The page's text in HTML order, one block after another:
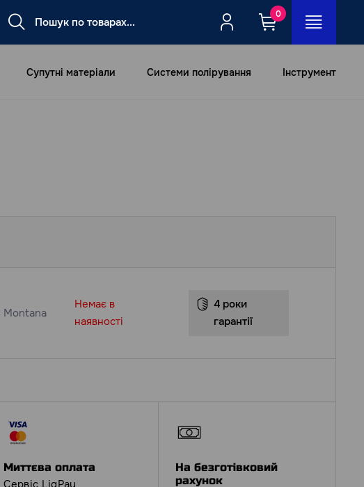
0
Супутні матеріали Системи полірування Інструмент
Montana
Немає в
наявності
4 роки
гарантії
Миттєва оплата
Сервіс LiqPay
На безготівковий
рахунок